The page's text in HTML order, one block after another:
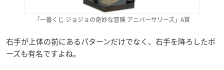
「一番くじ ジョジョの奇妙な冒険 アニバーサリーズ」A賞
右手が上体の前にあるパターンだけでなく、右手を降ろしたポ
ーズも有名ですよね。